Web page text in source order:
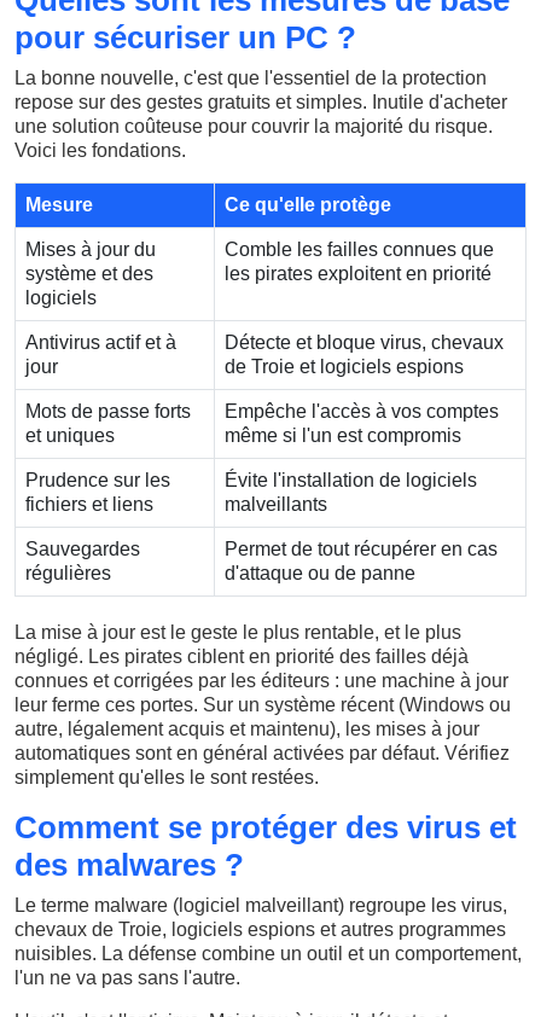
pour sécuriser un PC ?
La bonne nouvelle, c'est que l'essentiel de la protection
repose sur des gestes gratuits et simples. Inutile d'acheter
une solution coûteuse pour couvrir la majorité du risque.
Voici les fondations.
Mesure Ce qu'elle protège
Mises à jour du
système et des
logiciels
Comble les failles connues que
les pirates exploitent en priorité
Antivirus actif et à
jour
Détecte et bloque virus, chevaux
de Troie et logiciels espions
Mots de passe forts
et uniques
Empêche l'accès à vos comptes
même si l'un est compromis
Prudence sur les
fichiers et liens
Évite l'installation de logiciels
malveillants
Sauvegardes
régulières
Permet de tout récupérer en cas
d'attaque ou de panne
La mise à jour est le geste le plus rentable, et le plus
négligé. Les pirates ciblent en priorité des failles déjà
connues et corrigées par les éditeurs : une machine à jour
leur ferme ces portes. Sur un système récent (Windows ou
autre, légalement acquis et maintenu), les mises à jour
automatiques sont en général activées par défaut. Vérifiez
simplement qu'elles le sont restées.
Comment se protéger des virus et
des malwares ?
Le terme malware (logiciel malveillant) regroupe les virus,
chevaux de Troie, logiciels espions et autres programmes
nuisibles. La défense combine un outil et un comportement,
l'un ne va pas sans l'autre.